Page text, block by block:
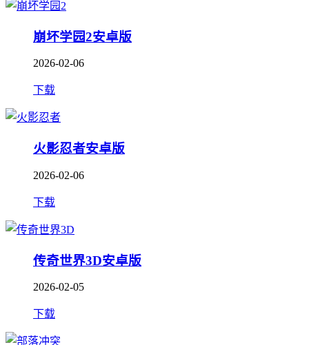
崩坏学园2安卓版
2026-02-06
下载
火影忍者安卓版
2026-02-06
下载
传奇世界3D安卓版
2026-02-05
下载